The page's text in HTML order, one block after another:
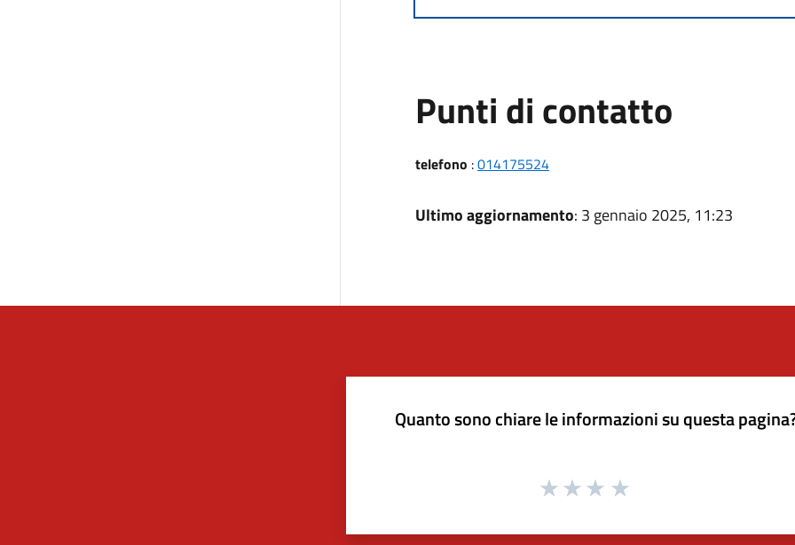
Punti di contatto
telefono :014175524
Ultimo aggiornamento: 3 gennaio 2025, 11:23
Quanto sono chiare le informazioni su questa